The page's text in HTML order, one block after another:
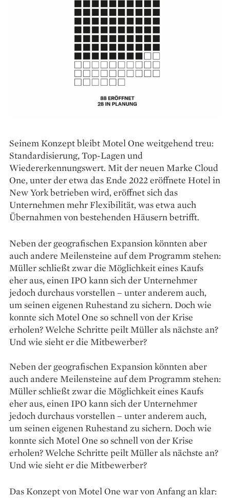
Seinem Konzept bleibt Motel One weit­gehend treu:
Standardisierung, Top-Lagen und
Wiedererkennungswert. Mit der neuen Marke Cloud
One, unter der etwa das Ende 2022 eröffnete Hotel in
New York betrieben wird, eröffnet sich das
Unternehmen mehr Flexibilität, was etwa auch
Übernahmen von bestehenden Häusern betrifft.
Neben der geografischen Expansion könnten aber
auch andere Meilensteine auf dem Programm stehen:
Müller schließt zwar die Möglichkeit eines Kaufs
eher aus, einen IPO kann sich der Unternehmer
jedoch durchaus vor­stellen – unter anderem auch,
um seinen eigenen Ruhestand zu sichern. Doch wie
konnte sich Motel One so schnell von der Krise
erholen? Welche Schritte peilt Müller als nächste an?
Und wie sieht er die Mitbewerber?
Neben der geografischen Expansion könnten aber
auch andere Meilensteine auf dem Programm stehen:
Müller schließt zwar die Möglichkeit eines Kaufs
eher aus, einen IPO kann sich der Unternehmer
jedoch durchaus vor­stellen – unter anderem auch,
um seinen eigenen Ruhestand zu sichern. Doch wie
konnte sich Motel One so schnell von der Krise
erholen? Welche Schritte peilt Müller als nächste an?
Und wie sieht er die Mitbewerber?
Das Konzept von Motel One war von Anfang an klar: